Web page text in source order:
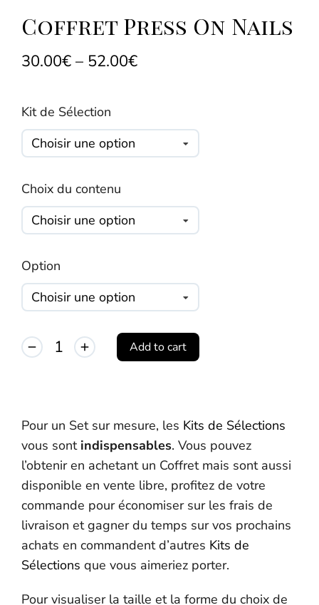
Coffret Press On Nails
30.00€ – 52.00€
Kit de Sélection
Choix du contenu
Option
Add to cart
Pour un Set sur mesure, les Kits de Sélections
vous sontindispensables. Vous pouvez
l’obtenir en achetant un Coffret mais sont aussi
disponible en vente libre, profitez de votre
commande pour économiser sur les frais de
livraison et gagner du temps sur vos prochains
achats en commandent d’autres Kits de
Sélections que vous aimeriez porter.
Pour visualiser la taille et la forme du choix de